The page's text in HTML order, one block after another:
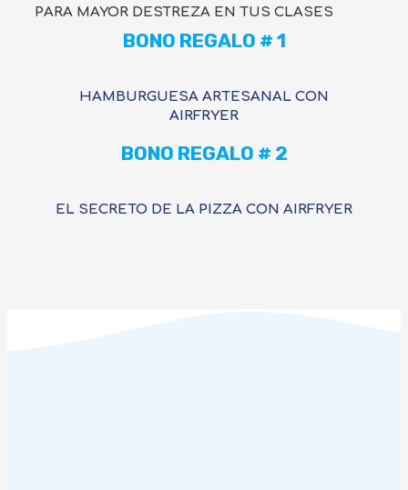
PARA MAYOR DESTREZA EN TUS CLASES
BONO REGALO # 1
HAMBURGUESA ARTESANAL CON
AIRFRYER
BONO REGALO # 2
EL SECRETO DE LA PIZZA CON AIRFRYER